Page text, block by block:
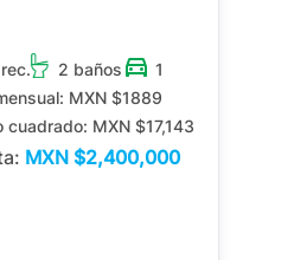
2 baños
1
MXN $1889
cuadrado: MXN $17,143
MXN $2,400,000